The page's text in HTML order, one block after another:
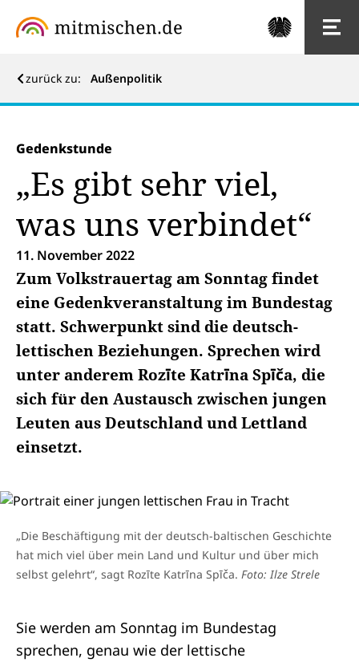
zurück zu: Außenpolitik
Gedenkstunde
„Es gibt sehr viel,
was uns verbindet“
11. November 2022
Zum Volkstrauertag am Sonntag findet
eine Gedenkveranstaltung im Bundestag
statt. Schwerpunkt sind die deutsch-
lettischen Beziehungen. Sprechen wird
unter anderem Rozīte Katrīna Spīča, die
sich für den Austausch zwischen jungen
Leuten aus Deutschland und Lettland
einsetzt.
„Die Beschäftigung mit der deutsch-baltischen Geschichte
hat mich viel über mein Land und Kultur und über mich
selbst gelehrt“, sagt Rozīte Katrīna Spīča. Foto: Ilze Strele
Sie werden am Sonntag im Bundestag
sprechen, genau wie der lettische